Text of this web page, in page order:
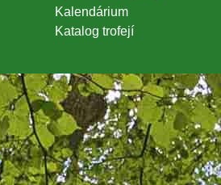
Kalendárium
Katalog trofejí